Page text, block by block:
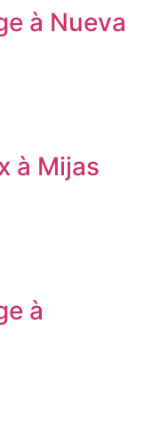
à Nueva
à Mijas
à